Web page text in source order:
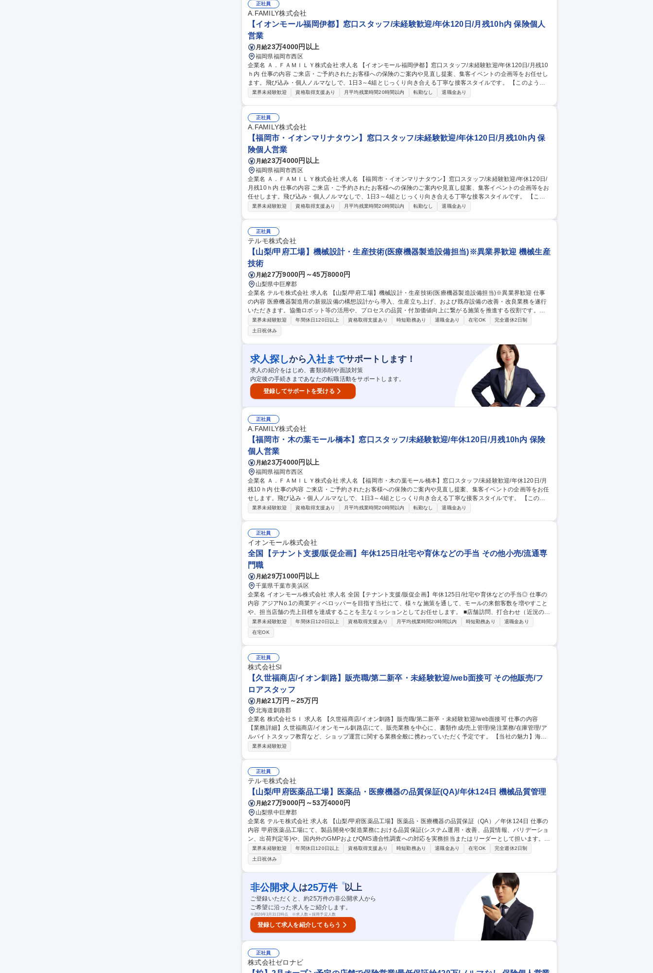
す。 募集職種 第二新卒歓迎！【太田市/実験評価・分析】SUBARU車/完全週休二日/フレックス
正社員
A.FAMILY株式会社
【イオンモール福岡伊都】窓口スタッフ/未経験歓迎/年休120日/月残10h内 保険個人
営業
月給23万4000円以上
福岡県福岡市西区
企業名 Ａ．ＦＡＭＩＬＹ株式会社 求人名 【イオンモール福岡伊都】窓口スタッフ/未経験歓迎/年休120日/月残10
ｈ内 仕事の内容 ご来店・ご予約されたお客様への保険のご案内や見直し提案、集客イベントの企画等をお任せし
ます。飛び込み・個人ノルマなしで、1日3～4組とじっくり向き合える丁寧な接客スタイルです。 【このような
業務をお任せします】 ◎来店されたお客様に対しての新規の保険提案や見直しの提案 ◎給付金請求等の書類手続
福岡伊都】窓口スタッフ/未経験歓迎/年休120日/月残10ｈ内
業界未経験歓迎 資格取得支援あり 月平均残業時間20時間以内 転勤なし 退職金あり
正社員
A.FAMILY株式会社
【福岡市・イオンマリナタウン】窓口スタッフ/未経験歓迎/年休120日/月残10h内 保
険個人営業
月給23万4000円以上
福岡県福岡市西区
企業名 Ａ．ＦＡＭＩＬＹ株式会社 求人名 【福岡市・イオンマリナタウン】窓口スタッフ/未経験歓迎/年休120日/
月残10ｈ内 仕事の内容 ご来店・ご予約されたお客様への保険のご案内や見直し提案、集客イベントの企画等をお
任せします。飛び込み・個人ノルマなしで、1日3～4組とじっくり向き合える丁寧な接客スタイルです。 【この
ような業務をお任せします】 ◎来店されたお客様に対しての新規の保険提案や見直しの提案 ◎給付金請求等の書
市・イオンマリナタウン】窓口スタッフ/未経験歓迎/年休120日/月残10ｈ内
業界未経験歓迎 資格取得支援あり 月平均残業時間20時間以内 転勤なし 退職金あり
正社員
テルモ株式会社
【山梨/甲府工場】機械設計・生産技術(医療機器製造設備担当)※異業界歓迎 機械生産
技術
月給27万9000円～45万8000円
山梨県中巨摩郡
企業名 テルモ株式会社 求人名 【山梨/甲府工場】機械設計・生産技術(医療機器製造設備担当)※異業界歓迎 仕事
の内容 医療機器製造用の新規設備の構想設計から導入、生産立ち上げ、および既存設備の改善・改良業務を遂行
いただきます。協働ロボット等の活用や、プロセスの品質・付加価値向上に繋がる施策を推進する役割です。
【詳細】■医療機器製造用新規設備の構想設計、導入、生産化 ■既存設備の改善、改良 ■品質・付加価値向上に繋
がる施策の立案、推進 【魅力】生産性の高い最先端設備の設計から、協働ロボットの活用、生産性・収益改善な
ど幅広くものづくりに関わり、トータルなスキルを習得できます。ものづくりを通じて医療へ貢献できる環境で
す。 ※設備メーカーへの外出や出張が年に数回あります。 募集職種 【山梨/甲府工場】機械設計・生産技術(医療
機器製造設備担当)※異業界歓迎
業界未経験歓迎 年間休日120日以上 資格取得支援あり 時短勤務あり 退職金あり 在宅OK
完全週休2日制
土日祝休み
求人探しから 入社までサポートします！
求人の紹介をはじめ、書類添削や面談対策
内定後の手続きまであなたの転職活動をサポートします。
登録してサポートを受ける
正社員
A.FAMILY株式会社
【福岡市・木の葉モール橋本】窓口スタッフ/未経験歓迎/年休120日/月残10h内 保険
個人営業
月給23万4000円以上
福岡県福岡市西区
企業名 Ａ．ＦＡＭＩＬＹ株式会社 求人名 【福岡市・木の葉モール橋本】窓口スタッフ/未経験歓迎/年休120日/月
残10ｈ内 仕事の内容 ご来店・ご予約されたお客様への保険のご案内や見直し提案、集客イベントの企画等をお任
せします。飛び込み・個人ノルマなしで、1日3～4組とじっくり向き合える丁寧な接客スタイルです。 【このよ
うな業務をお任せします】 ◎来店されたお客様に対しての新規の保険提案や見直しの提案 ◎給付金請求等の書類
木の葉モール橋本】窓口スタッフ/未経験歓迎/年休120日/月残10ｈ内
業界未経験歓迎 資格取得支援あり 月平均残業時間20時間以内 転勤なし 退職金あり
正社員
イオンモール株式会社
全国【テナント支援/販促企画】年休125日/社宅や育休などの手当 その他小売/流通専
門職
月給29万1000円以上
千葉県千葉市美浜区
企業名 イオンモール株式会社 求人名 全国【テナント支援/販促企画】年休125日/社宅や育休などの手当◎ 仕事の
内容 アジアNo.1の商業ディベロッパーを目指す当社にて、様々な施策を通して、モールの来館客数を増やすこと
や、担当店舗の売上目標を達成することを主なミッションとしてお任せします。 ■店舗訪問、打合わせ（近況のヒ
アリング、改善提案）※例：売上情報や他店舗事例から、商品の目立たせ方や売り出し方を提案。売上や来館客
情報も参考に、売上向上施策を考えます。 ■販促企画（イベント企画・実行、広告企画など）※例：地域特性を活
かした、地域プレゼンス向上のためのイベント企画・実施 ■データ収集・分析（売上、ポイント使用率などを分析
し、改善提案を考える） ■出店契約関連（賃金改定交渉など） 募集職種 全国【テナント支援/販促企画】年休125
日/社宅や育休などの手当◎
業界未経験歓迎 年間休日120日以上 資格取得支援あり 月平均残業時間20時間以内 時短勤務あり
退職金あり
在宅OK
正社員
株式会社SI
【久世福商店/イオン釧路】販売職/第二新卒・未経験歓迎/web面接可 その他販売/フ
ロアスタッフ
月給21万円～25万円
北海道釧路郡
企業名 株式会社ＳＩ 求人名 【久世福商店/イオン釧路】販売職/第二新卒・未経験歓迎/web面接可 仕事の内容
【業務詳細】久世福商店/イオンモール釧路店にて、販売業務を中心に、書類作成/売上管理/発注業務/在庫管理/ア
ルバイトスタッフ教育など、ショップ運営に関する業務全般に携わっていただく予定です。 【当社の魅力】海外
ブランドをはじめ、多業界多業種店舗の経営ノウ ハウや、知識の蓄積し続けています。幅広いブランドからご依
スキルも役職も頑張り次第で上がる環境です！ 募集職種 【久世福商店/イオン釧路】販売職/第二新卒・未経験歓
迎/web面接可
業界未経験歓迎
正社員
テルモ株式会社
【山梨/甲府医薬品工場】医薬品・医療機器の品質保証(QA)/年休124日 機械品質管理
月給27万9000円～53万4000円
山梨県中巨摩郡
企業名 テルモ株式会社 求人名 【山梨/甲府医薬品工場】医薬品・医療機器の品質保証（QA）／年休124日 仕事の
内容 甲府医薬品工場にて、製品開発や製造業務における品質保証(システム運用・改善、品質情報、バリデーショ
ン、出荷判定等)や、国内外のGMPおよびQMS適合性調査への対応を実務担当またはリーダーとして担います。
【詳細】日欧米のコンプライアンス適合に必要な対応を行い、品質システムの運用と改善を推進します。グロー
バルに展開する医薬品、医療機器、およびコンビネーション製品の開発・製造に携わることができるため、品質
保証における幅広い知識と業務スキルを習得できます。海外アソシエイトとのコミュニケーション機会もあり、
グローバルな環境で成長を実感できるのが大きな魅力です。 募集職種 【山梨/甲府医薬品工場】医薬品・医療機器
の品質保証（QA）／年休124日
業界未経験歓迎 年間休日120日以上 資格取得支援あり 時短勤務あり 退職金あり 在宅OK
完全週休2日制
土日祝休み
非公開求人 は25万件 ※以上
ご登録いただくと、約25万件の非公開求人から
ご希望に沿った求人をご紹介します。
※2026年3月31日時点 ※求人数＝採用予定人数
登録して求人を紹介してもらう
正社員
株式会社ゼロナビ